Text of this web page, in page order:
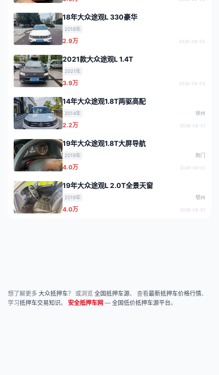
18年大众途观L 330豪华
2018年
2.9万 2026-08-03
2021款大众途观L 1.4T
2021年
3.9万 2026-08-03
14年大众途观1.8T两驱高配
2014年 徐州
2.2万 2026-08-01
19年大众途观1.8T大屏导航
2019年 荆门
4.0万 2026-08-01
19年大众途观L 2.0T全景天窗
2019年 鄂州
4.0万 2026-08-01
想了解更多 大众抵押车？ 或浏览 全国抵押车源、 查看最新抵押车价格行情、
学习抵押车交易知识。 安全抵押车网 — 全国低价抵押车源平台。